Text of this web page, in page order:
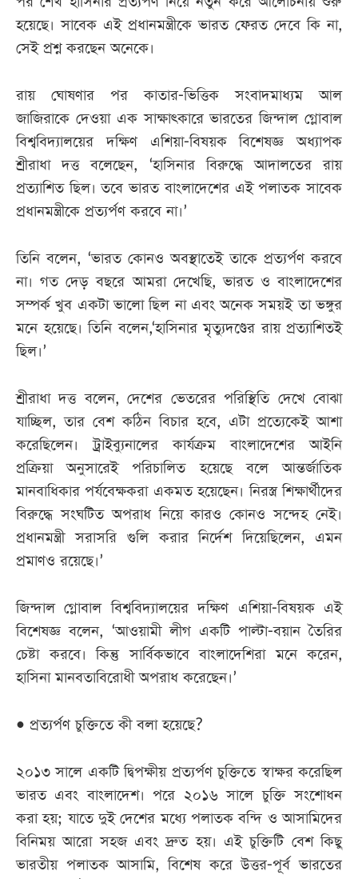
হয়েছে। সাবেক এই প্রধানমন্ত্রীকে ভারত ফেরত দেবে কি না,
সেই প্রশ্ন করছেন অনেকে।
রায় ঘোষণার পর কাতার-ভিত্তিক সংবাদমাধ্যম আল
জাজিরাকে দেওয়া এক সাক্ষাৎকারে ভারতের জিন্দাল গ্লোবাল
বিশ্ববিদ্যালয়ের দক্ষিণ এশিয়া-বিষয়ক বিশেষজ্ঞ অধ্যাপক
শ্রীরাধা দত্ত বলেছেন, ‘হাসিনার বিরুদ্ধে আদালতের রায়
প্রত্যাশিত ছিল। তবে ভারত বাংলাদেশের এই পলাতক সাবেক
প্রধানমন্ত্রীকে প্রত্যর্পণ করবে না।’
তিনি বলেন, ‘ভারত কোনও অবস্থাতেই তাকে প্রত্যর্পণ করবে
না। গত দেড় বছরে আমরা দেখেছি, ভারত ও বাংলাদেশের
সম্পর্ক খুব একটা ভালো ছিল না এবং অনেক সময়ই তা ভঙ্গুর
মনে হয়েছে। তিনি বলেন,‘হাসিনার মৃত্যুদণ্ডের রায় প্রত্যাশিতই
ছিল।’
শ্রীরাধা দত্ত বলেন, দেশের ভেতরের পরিস্থিতি দেখে বোঝা
যাচ্ছিল, তার বেশ কঠিন বিচার হবে, এটা প্রত্যেকেই আশা
করেছিলেন। ট্রাইব্যুনালের কার্যক্রম বাংলাদেশের আইনি
প্রক্রিয়া অনুসারেই পরিচালিত হয়েছে বলে আন্তর্জাতিক
মানবাধিকার পর্যবেক্ষকরা একমত হয়েছেন। নিরস্ত্র শিক্ষার্থীদের
বিরুদ্ধে সংঘটিত অপরাধ নিয়ে কারও কোনও সন্দেহ নেই।
প্রধানমন্ত্রী সরাসরি গুলি করার নির্দেশ দিয়েছিলেন, এমন
প্রমাণও রয়েছে।’
জিন্দাল গ্লোবাল বিশ্ববিদ্যালয়ের দক্ষিণ এশিয়া-বিষয়ক এই
বিশেষজ্ঞ বলেন, ‘আওয়ামী লীগ একটি পাল্টা-বয়ান তৈরির
চেষ্টা করবে। কিন্তু সার্বিকভাবে বাংলাদেশিরা মনে করেন,
হাসিনা মানবতাবিরোধী অপরাধ করেছেন।’
• প্রত্যর্পণ চুক্তিতে কী বলা হয়েছে?
২০১৩ সালে একটি দ্বিপক্ষীয় প্রত্যর্পণ চুক্তিতে স্বাক্ষর করেছিল
ভারত এবং বাংলাদেশ। পরে ২০১৬ সালে চুক্তি সংশোধন
করা হয়; যাতে দুই দেশের মধ্যে পলাতক বন্দি ও আসামিদের
বিনিময় আরো সহজ এবং দ্রুত হয়। এই চুক্তিটি বেশ কিছু
ভারতীয় পলাতক আসামি, বিশেষ করে উত্তর-পূর্ব ভারতের